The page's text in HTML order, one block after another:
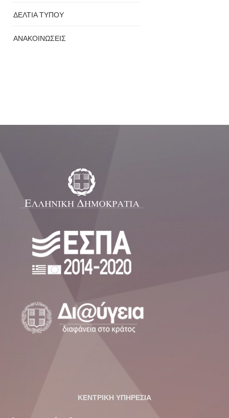
ΔΕΛΤΙΑ ΤΥΠΟΥ
ΑΝΑΚΟΙΝΩΣΕΙΣ
ΚΕΝΤΡΙΚΗ ΥΠΗΡΕΣΙΑ